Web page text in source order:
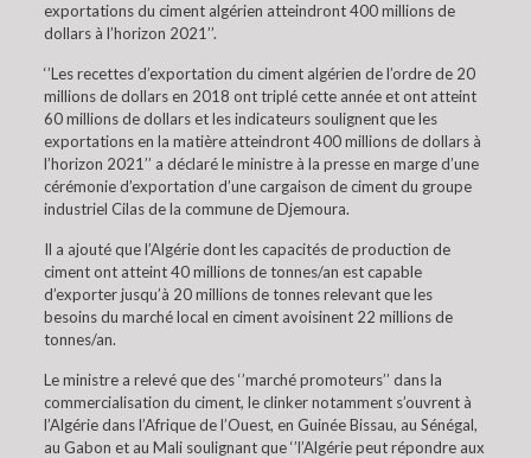
exportations du ciment algérien atteindront 400 millions de
dollars à l’horizon 2021’’.
‘’Les recettes d’exportation du ciment algérien de l’ordre de 20
millions de dollars en 2018 ont triplé cette année et ont atteint
60 millions de dollars et les indicateurs soulignent que les
exportations en la matière atteindront 400 millions de dollars à
l’horizon 2021’’ a déclaré le ministre à la presse en marge d’une
cérémonie d’exportation d’une cargaison de ciment du groupe
industriel Cilas de la commune de Djemoura.
Il a ajouté que l’Algérie dont les capacités de production de
ciment ont atteint 40 millions de tonnes/an est capable
d’exporter jusqu’à 20 millions de tonnes relevant que les
besoins du marché local en ciment avoisinent 22 millions de
tonnes/an.
Le ministre a relevé que des ‘’marché promoteurs’’ dans la
commercialisation du ciment, le clinker notamment s’ouvrent à
l’Algérie dans l’Afrique de l’Ouest, en Guinée Bissau, au Sénégal,
au Gabon et au Mali soulignant que ‘’l’Algérie peut répondre aux